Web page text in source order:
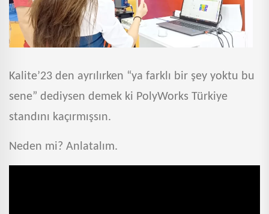
Kalite’23 den ayrılırken “ya farklı bir şey yoktu bu
sene” dediysen demek ki PolyWorks Türkiye
standını kaçırmışsın.
Neden mi? Anlatalım.